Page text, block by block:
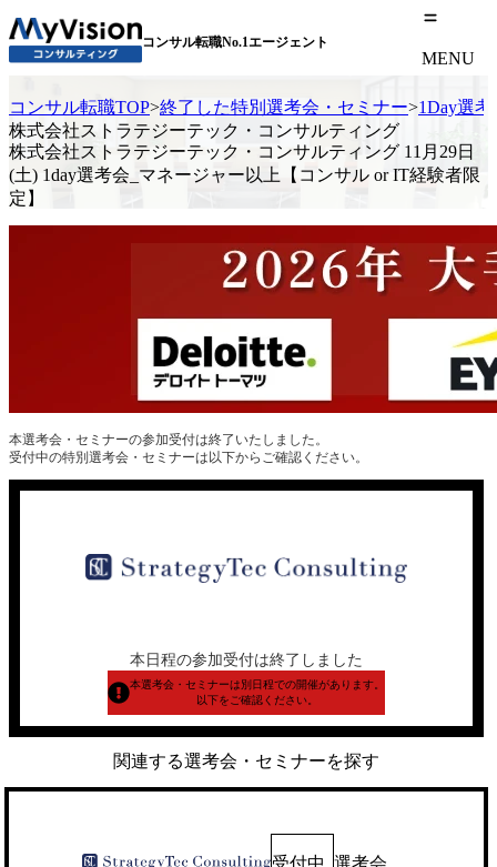
コンサル転職No.1エージェント
MENU
コンサル転職TOP>終了した特別選考会・セミナー>1Day選考
株式会社ストラテジーテック・コンサルティング
株式会社ストラテジーテック・コンサルティング 11月29日
(土) 1day選考会_マネージャー以上【コンサル or IT経験者限
定】
本選考会・セミナーの参加受付は終了いたしました。
受付中の特別選考会・セミナーは以下からご確認ください。
本日程の参加受付は終了しました
本選考会・セミナーは別日程での開催があります。
以下をご確認ください。
関連する選考会・セミナーを探す
受付中 選考会